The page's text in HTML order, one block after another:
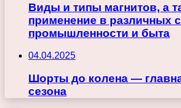
Виды и типы магнитов, а
применение в различных
промышленности и быта
04.04.2025
Шорты до колена —
сезона